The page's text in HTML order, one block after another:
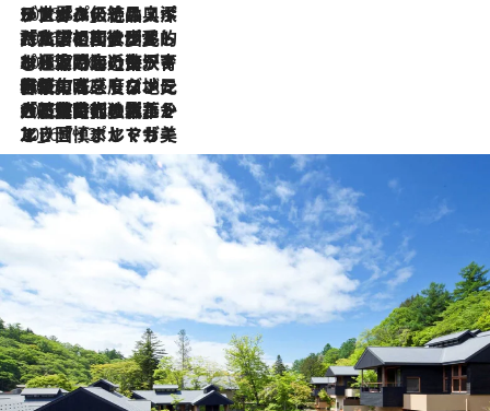
2026.8.8
リスボンの絶品スイーツ「パステル・デ・ナタ」とは？ポルトガル伝統の奥深い世界へ
2026.7.27
「私の祖国はポルトガル語です」国民的詩人フェルナンド・ペソアと、彼が愛した文学の街を歩く
2026.7.26
ポルトガル近海が育む極上の海の幸。キリリと冷えた白ワインと愉しむ、シーフード専門店の贅沢
2026.7.22
伝統の味をモダンに昇華。高感度な地元客が集う、リスボンの最旬ガストロノミー
2026.7.21
大航海時代の栄華から、震災、独裁、そして革命へ。ポルトガル・首都リスボンの石畳に刻まれた「歴史の光と影」
2026.7.13
エッセイ・ヤマザキマリ「慎ましくも美しき国 ポルトガル」